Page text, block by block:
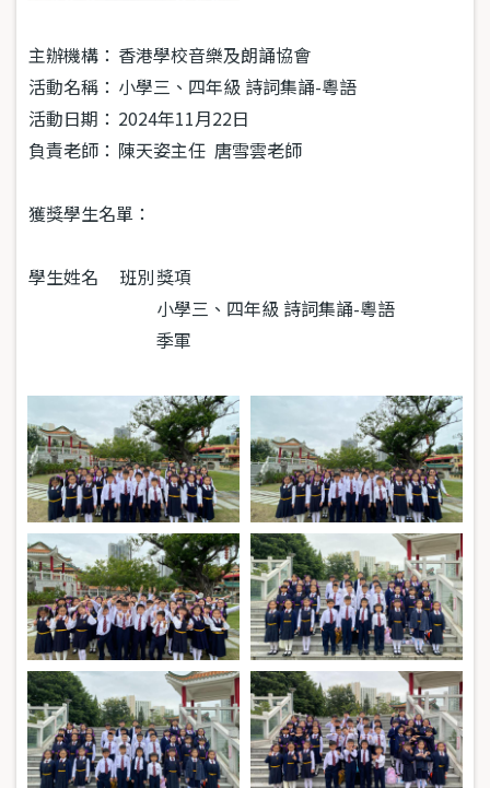
主辦機構： 香港學校音樂及朗誦協會
活動名稱： 小學三、四年級 詩詞集誦-粵語
活動日期： 2024年11月22日
負責老師： 陳天姿主任 唐雪雲老師
獲獎學生名單：
學生姓名 班別獎項
小學三、四年級 詩詞集誦-粵語
季軍